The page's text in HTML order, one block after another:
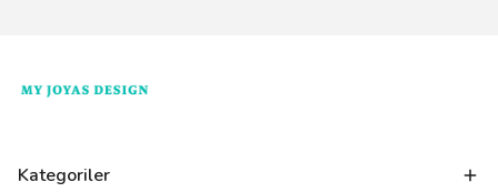
Kategoriler